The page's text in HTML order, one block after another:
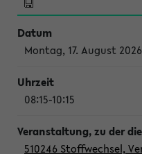
Montag, 17. August 2026
08:15-10:15
510246 Stoffwechsel,